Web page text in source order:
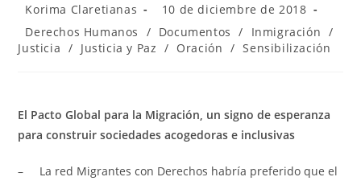
Korima Claretianas
10 de diciembre de 2018
Derechos Humanos
/ Documentos / Inmigración /
Justicia / Justicia y Paz / Oración / Sensibilización
El Pacto Global para la Migración, un signo de esperanza
para construir sociedades acogedoras e inclusivas
– La red Migrantes con Derechos habría preferido que el